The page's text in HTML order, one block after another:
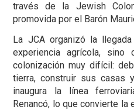
través de la Jewish
promovida por el Barón
La JCA organizó la
experiencia agrícola,
colonización muy difícil:
tierra, construir sus casas
inaugura la línea
Renancó, lo que convierte la